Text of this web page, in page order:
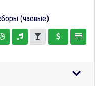
(чаевые)